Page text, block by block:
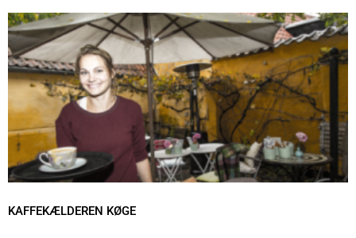
KAFFEKÆLDEREN KØGE